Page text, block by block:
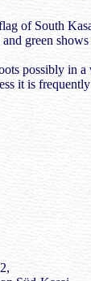
of South
green
possibly in
it is frequently